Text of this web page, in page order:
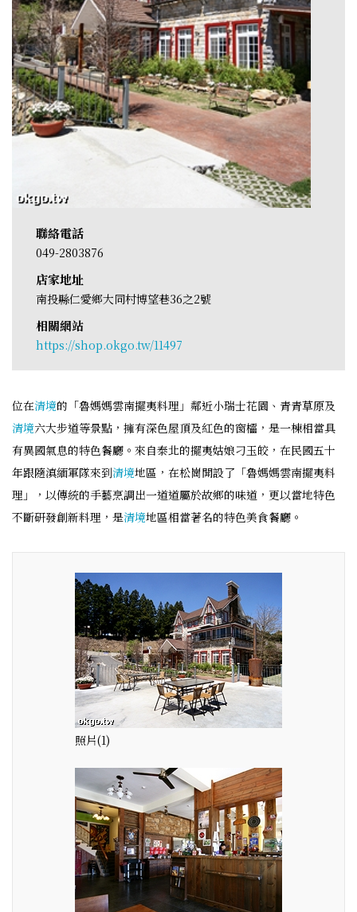
聯絡電話
049-2803876
店家地址
南投縣仁愛鄉大同村博望巷36之2號
相關網站
https://shop.okgo.tw/11497
位在清境的「魯媽媽雲南擺夷料理」鄰近小瑞士花園、青青草原及
清境六大步道等景點，擁有深色屋頂及紅色的窗櫺，是一棟相當具
有異國氣息的特色餐廳。來自泰北的擺夷姑娘刁玉皎，在民國五十
年跟隨滇緬軍隊來到清境地區，在松崗開設了「魯媽媽雲南擺夷料
理」，以傳統的手藝烹調出一道道屬於故鄉的味道，更以當地特色
不斷研發創新料理，是清境地區相當著名的特色美食餐廳。
照片(1)